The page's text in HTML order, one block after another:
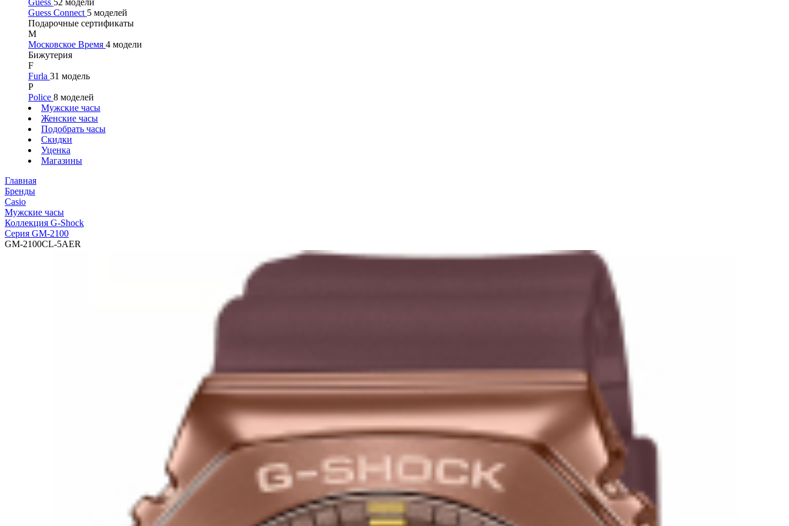
Guess 52 модели
Guess Connect 5 моделей
Подарочные сертификаты
М
Московское Время 4 модели
Бижутерия
F
Furla 31 модель
P
Police 8 моделей
Мужские часы
Женские часы
Подобрать часы
Скидки
Уценка
Магазины
Главная
Бренды
Casio
Мужские часы
Коллекция G-Shock
Серия GM-2100
GM-2100CL-5AER